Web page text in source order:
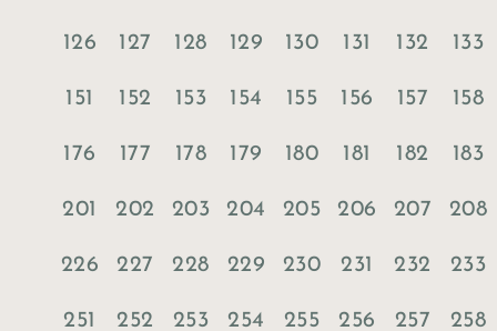
126 127 128 129 130 131 132 133
151 152 153 154 155 156 157 158
176 177 178 179 180 181 182 183
201 202 203 204 205 206 207 208
226 227 228 229 230 231 232 233
251 252 253 254 255 256 257 258